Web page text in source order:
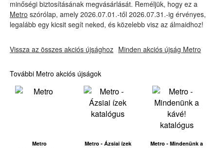
minőségi biztosításának megvásárlását. Reméljük, hogy ez a
Metro szórólap, amely 2026.07.01.-től 2026.07.31.-ig érvényes,
legalább egy kicsit segít neked, és közelebb visz az álmaidhoz!
Vissza az összes akciós újsághoz Minden akciós újság Metro
További Metro akciós újságok
Metro
Metro - Ázsiai ízek
Metro - Mindenünk a